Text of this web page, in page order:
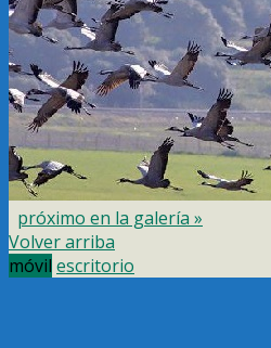
próximo en la galería »
Volver arriba
móvil escritorio